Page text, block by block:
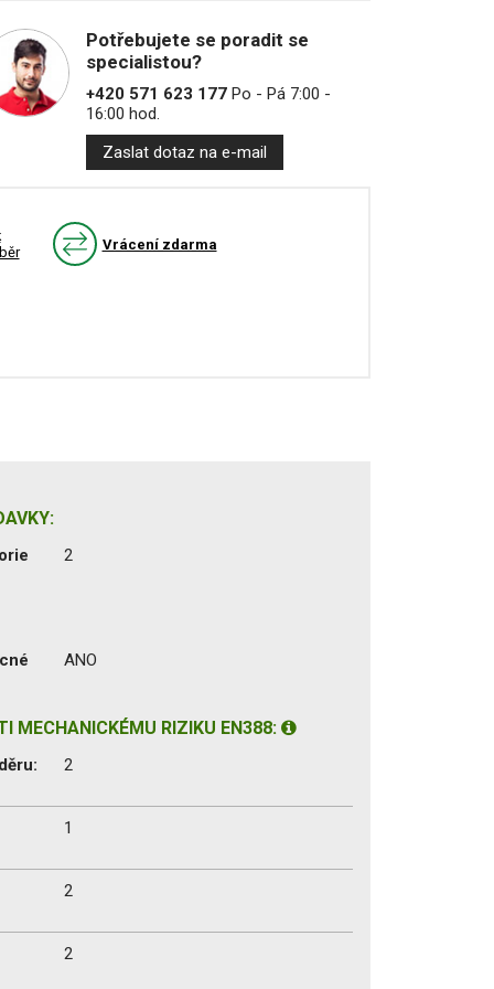
Potřebujete se poradit se
specialistou?
+420 571 623 177Po - Pá 7:00 -
16:00 hod.
Zaslat dotaz na e-mail
Vrácení zdarma
2
ANO
MECHANICKÉMU RIZIKU EN388:
2
1
2
2